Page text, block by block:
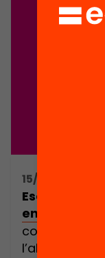
15/12/2020
Escoles que
en els
com
l’alumnat?